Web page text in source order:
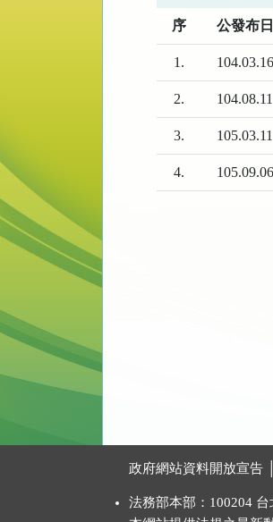
序 公發布日
1. 104.03.16
2. 104.08.11
3. 105.03.11
4. 105.09.06
政府網站資料開放宣告
法務部本部：100204